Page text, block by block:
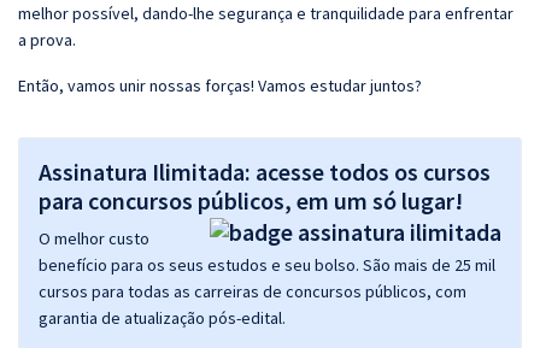
melhor possível, dando-lhe segurança e tranquilidade para enfrentar
a prova.
Então, vamos unir nossas forças! Vamos estudar juntos?
Assinatura Ilimitada: acesse todos os cursos
para concursos públicos, em um só lugar!
O melhor custo
benefício para os seus estudos e seu bolso. São mais de 25 mil
cursos para todas as carreiras de concursos públicos, com
garantia de atualização pós-edital.